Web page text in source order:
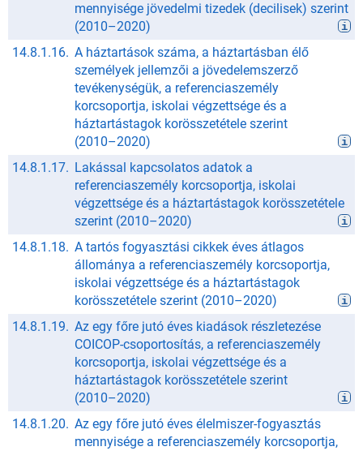
mennyisége jövedelmi tizedek (decilisek) szerint
(2010–2020)
14.8.1.16. A háztartások száma, a háztartásban élő
személyek jellemzői a jövedelemszerző
tevékenységük, a referenciaszemély
korcsoportja, iskolai végzettsége és a
háztartástagok korösszetétele szerint
(2010–2020)
14.8.1.17. Lakással kapcsolatos adatok a
referenciaszemély korcsoportja, iskolai
végzettsége és a háztartástagok korösszetétele
szerint (2010–2020)
14.8.1.18. A tartós fogyasztási cikkek éves átlagos
állománya a referenciaszemély korcsoportja,
iskolai végzettsége és a háztartástagok
korösszetétele szerint (2010–2020)
14.8.1.19. Az egy főre jutó éves kiadások részletezése
COICOP-csoportosítás, a referenciaszemély
korcsoportja, iskolai végzettsége és a
háztartástagok korösszetétele szerint
(2010–2020)
14.8.1.20. Az egy főre jutó éves élelmiszer-fogyasztás
mennyisége a referenciaszemély korcsoportja,